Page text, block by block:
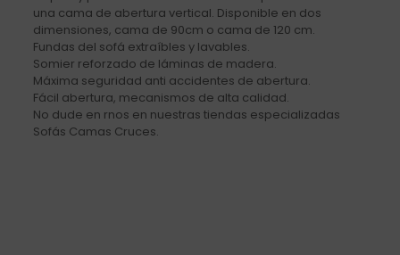
una cama de abertura vertical. Disponible en dos
dimensiones, cama de 90cm o cama de 120 cm.
Fundas del sofá extraíbles y lavables.
Somier reforzado de láminas de madera.
Máxima seguridad anti accidentes de abertura.
Fácil abertura, mecanismos de alta calidad.
No dude en rnos en nuestras tiendas especializadas
Sofás Camas Cruces.